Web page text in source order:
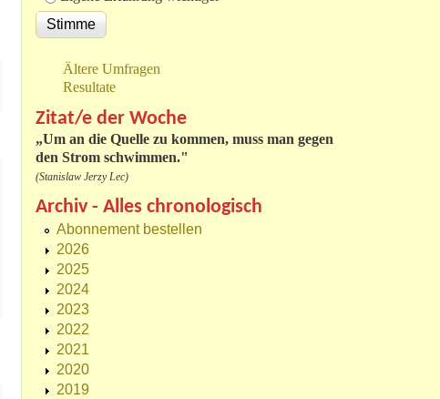
Ältere Umfragen
Resultate
Zitat/e der Woche
„Um an die Quelle zu kommen, muss man gegen
den Strom schwimmen."
(Stanislaw Jerzy Lec)
Archiv - Alles chronologisch
Abonnement bestellen
2026
2025
2024
2023
2022
2021
2020
2019